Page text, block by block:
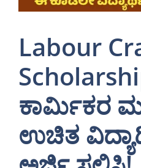
Labour
ಕಾರ್ಮಿಕರ
ಉಚಿತ